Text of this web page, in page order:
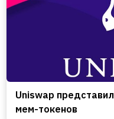
Uniswap
мем-токенов